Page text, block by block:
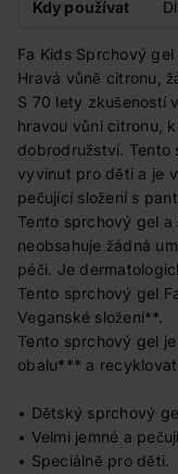
Kdy používat
Fa Kids Sprchový
Hravá vůně citronu,
S 70 lety zkušeností
hravou vůni citronu,
dobrodružství. Tento
vyvinut pro děti a je
pečující složení s
Tento sprchový gel
neobsahuje žádná
péči. Je
Tento sprchový gel
Veganské složení**.
Tento sprchový gel
obalu*** a
• Dětský sprchový
• Velmi jemné a
• Speciálně pro děti.